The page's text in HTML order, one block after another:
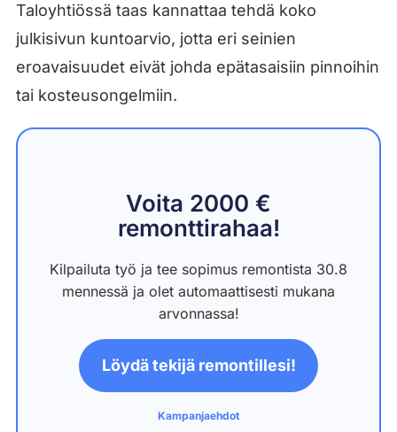
Taloyhtiössä taas kannattaa tehdä koko
julkisivun kuntoarvio, jotta eri seinien
eroavaisuudet eivät johda epätasaisiin pinnoihin
tai kosteusongelmiin.
Voita 2000 €
remonttirahaa!
Kilpailuta työ ja tee sopimus remontista 30.8
mennessä ja olet automaattisesti mukana
arvonnassa!
Löydä tekijä remontillesi!
Kampanjaehdot